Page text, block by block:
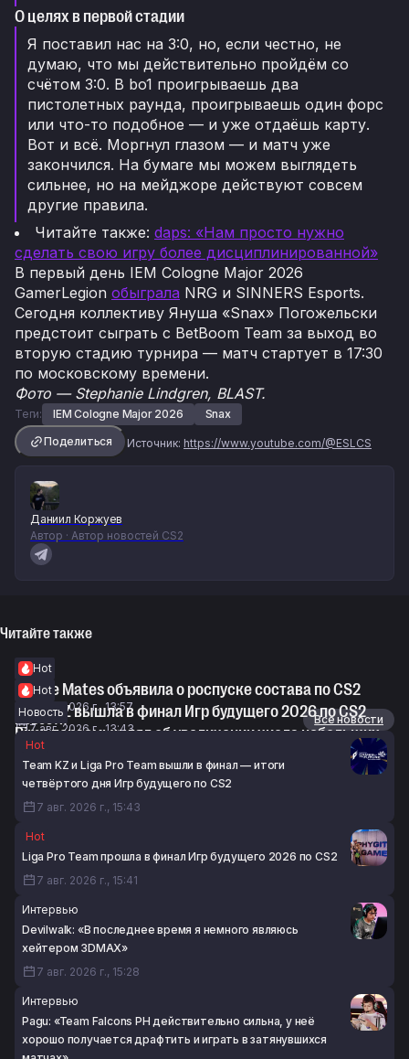
О целях в первой стадии
Я поставил нас на 3:0, но, если честно, не
думаю, что мы действительно пройдём со
счётом 3:0. В bo1 проигрываешь два
пистолетных раунда, проигрываешь один форс
или что-то подобное — и уже отдаёшь карту.
Вот и всё. Моргнул глазом — и матч уже
закончился. На бумаге мы можем выглядеть
сильнее, но на мейджоре действуют совсем
другие правила.
Читайте также: daps: «Нам просто нужно
сделать свою игру более дисциплинированной»
В первый день IEM Cologne Major 2026
GamerLegion обыграла NRG и SINNERS Esports.
Сегодня коллективу Януша «Snax» Погожельски
предстоит сыграть с BetBoom Team за выход во
вторую стадию турнира — матч стартует в 17:30
по московскому времени.
Фото — Stephanie Lindgren, BLAST.
Теги: IEM Cologne Major 2026
Snax
Поделиться
Источник: https://www.youtube.com/@ESLCS
Даниил Коржуев
Автор · Автор новостей CS2
Читайте также
Hot
Gentle Mates объявила о роспуске состава по CS2
7 авг. 2026 г., 13:57
Hot
Team KZ вышла в финал Игр будущего 2026 по CS2
7 авг. 2026 г., 13:43
Новость
Pimp поразмышлял об увеличении числа небольших
LAN-турниров по CS2
7 авг. 2026 г., 12:13
Новости
Все новости
Hot
Team KZ и Liga Pro Team вышли в финал — итоги
четвёртого дня Игр будущего по CS2
7 авг. 2026 г., 15:43
Hot
Liga Pro Team прошла в финал Игр будущего 2026 по CS2
7 авг. 2026 г., 15:41
Интервью
Devilwalk: «В последнее время я немного являюсь
хейтером 3DMAX»
7 авг. 2026 г., 15:28
Интервью
Pagu: «Team Falcons PH действительно сильна, у неё
хорошо получается драфтить и играть в затянувшихся